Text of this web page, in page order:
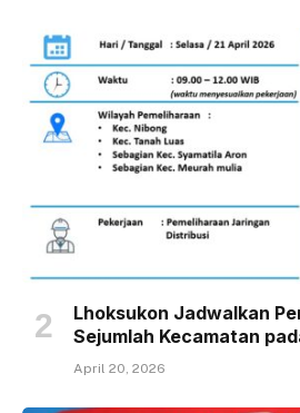
Lhoksukon Jadwalkan
Sejumlah Kecamatan
April 20, 2026